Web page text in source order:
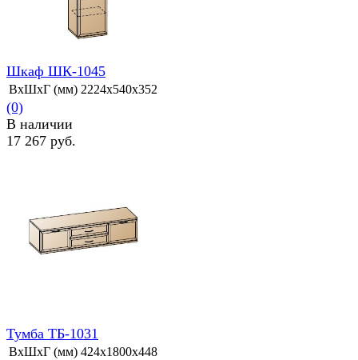
избранное сравнить
Шкаф ШК-1045
ВхШхГ (мм) 2224х540х352
(0)
В наличии
17 267 руб.
Тумба ТБ-1031
ВхШхГ (мм) 424х1800х448